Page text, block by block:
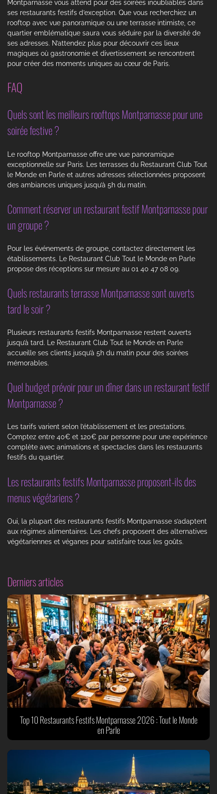
Montparnasse vous attend pour des soirées inoubliables dans
ses restaurants festifs d’exception. Que vous recherchiez un
rooftop avec vue panoramique ou une terrasse intimiste, ce
quartier emblématique saura vous séduire par la diversité de
ses adresses. N’attendez plus pour découvrir ces lieux
magiques où gastronomie et divertissement se rencontrent
pour créer des moments uniques au cœur de Paris.
FAQ
Quels sont les meilleurs rooftops Montparnasse pour une
soirée festive ?
Le rooftop Montparnasse offre une vue panoramique
exceptionnelle sur Paris. Les terrasses du Restaurant Club Tout
le Monde en Parle et autres adresses sélectionnées proposent
des ambiances uniques jusqu’à 5h du matin.
Comment réserver un restaurant festif Montparnasse pour
un groupe ?
Pour les événements de groupe, contactez directement les
établissements. Le Restaurant Club Tout le Monde en Parle
propose des réceptions sur mesure au 01 40 47 08 09.
Quels restaurants terrasse Montparnasse sont ouverts
tard le soir ?
Plusieurs restaurants festifs Montparnasse restent ouverts
jusqu’à tard. Le Restaurant Club Tout le Monde en Parle
accueille ses clients jusqu’à 5h du matin pour des soirées
mémorables.
Quel budget prévoir pour un dîner dans un restaurant festif
Montparnasse ?
Les tarifs varient selon l’établissement et les prestations.
Comptez entre 40€ et 120€ par personne pour une expérience
complète avec animations et spectacles dans les restaurants
festifs du quartier.
Les restaurants festifs Montparnasse proposent-ils des
menus végétariens ?
Oui, la plupart des restaurants festifs Montparnasse s’adaptent
aux régimes alimentaires. Les chefs proposent des alternatives
végétariennes et véganes pour satisfaire tous les goûts.
Derniers articles
Top 10 Restaurants Festifs Montparnasse 2026 : Tout le Monde
en Parle